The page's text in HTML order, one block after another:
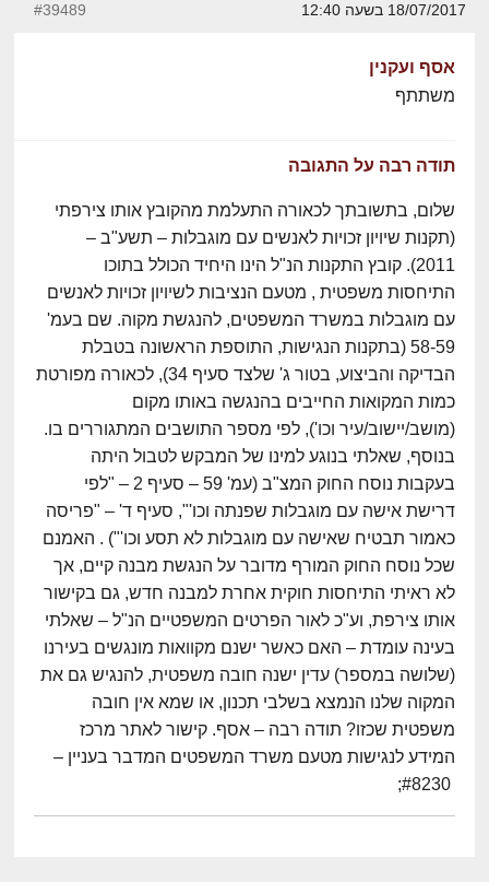
18/07/2017 בשעה 12:40 #39489
אסף ועקנין
משתתף
תודה רבה על התגובה
שלום, בתשובתך לכאורה התעלמת מהקובץ אותו צירפתי
(תקנות שיויון זכויות לאנשים עם מוגבלות – תשע"ב –
2011). קובץ התקנות הנ"ל הינו היחיד הכולל בתוכו
התיחסות משפטית , מטעם הנציבות לשיויון זכויות לאנשים
עם מוגבלות במשרד המשפטים, להנגשת מקוה. שם בעמ'
58-59 (בתקנות הנגישות, התוספת הראשונה בטבלת
הבדיקה והביצוע, בטור ג' שלצד סעיף 34), לכאורה מפורטת
כמות המקואות החייבים בהנגשה באותו מקום
(מושב/יישוב/עיר וכו'), לפי מספר התושבים המתגוררים בו.
בנוסף, שאלתי בנוגע למינו של המבקש לטבול היתה
בעקבות נוסח החוק המצ"ב (עמ' 59 – סעיף 2 – "לפי
דרישת אישה עם מוגבלות שפנתה וכו'", סעיף ד' – "פריסה
כאמור תבטיח שאישה עם מוגבלות לא תסע וכו'") . האמנם
שכל נוסח החוק המורף מדובר על הנגשת מבנה קיים, אך
לא ראיתי התיחסות חוקית אחרת למבנה חדש, גם בקישור
אותו צירפת, וע"כ לאור הפרטים המשפטיים הנ"ל – שאלתי
בעינה עומדת – האם כאשר ישנם מקוואות מונגשים בעירנו
(שלושה במספר) עדין ישנה חובה משפטית, להנגיש גם את
המקוה שלנו הנמצא בשלבי תכנון, או שמא אין חובה
משפטית שכזו? תודה רבה – אסף. קישור לאתר מרכז
המידע לנגישות מטעם משרד המשפטים המדבר בעניין –